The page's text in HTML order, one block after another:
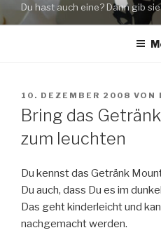
springenDu hast auch eine? Dann gib sie
VERÖFFENTLICHT
AM
10. DEZEMBER 2008 VON
Bring das
zum leuchten
Du kennst das Getränk
Du auch, dass Du es im
Das geht kinderleicht und
nachgemacht werden.